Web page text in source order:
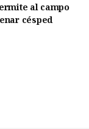
al campo
césped